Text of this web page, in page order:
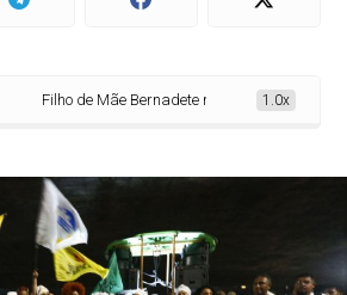
Filho de Mãe Bernadete rejeita linha de
1.0x